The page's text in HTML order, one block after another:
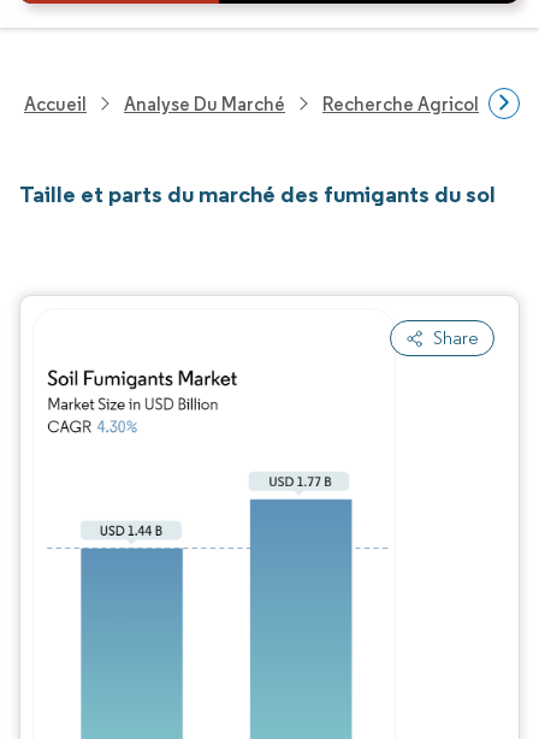
Accueil Analyse Du Marché Recherche Agricole
Taille et parts du marché des fumigants du sol
Share